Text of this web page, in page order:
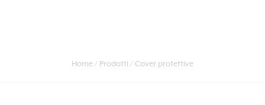
Home Prodotti Cover protettive